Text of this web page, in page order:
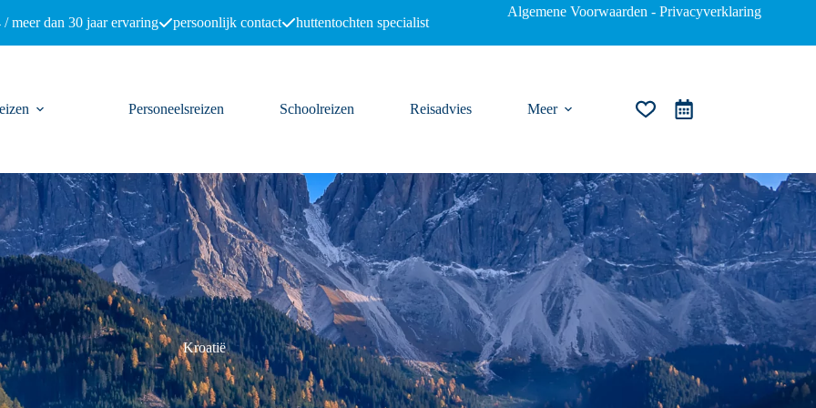
/ meer dan 30 jaar ervaring persoonlijk contact huttentochten specialist
Algemene Voorwaarden - Privacyverklaring
Personeelsreizen Schoolreizen Reisadvies Meer Winkelwagen
Kroatië